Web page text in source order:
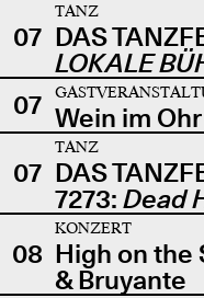
07
TANZ
DAS
LOKALE
07 Wein im Ohr
07
TANZ
DAS
7273: Dead
08
KONZERT
High on the
& Bruyante